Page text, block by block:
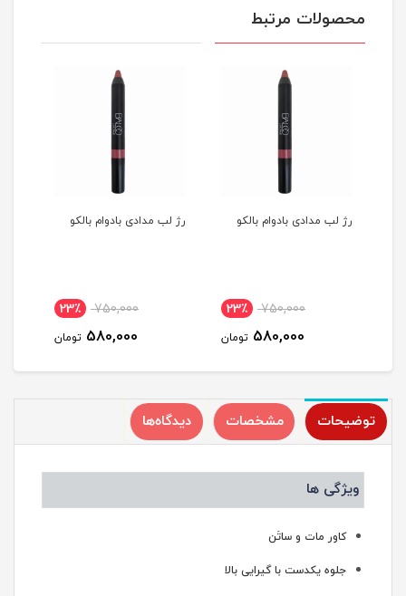
محصولات مرتبط
رژ لب مدادی بادوام بالکو
750,000 23٪
580,000 تومان
رژ لب مدادی بادوام بالکو
750,000 23٪
580,000 تومان
توضیحات مشخصات دیدگاه‌ها
ویژگی ها
کاور مات و ساتَن
جلوه یکدست با گیرایی بالا